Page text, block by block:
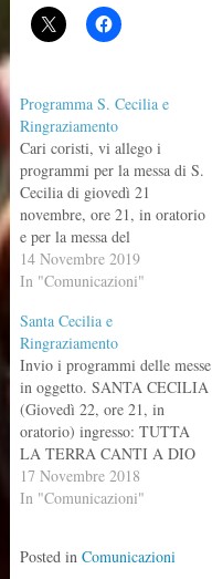
Programma S. Cecilia e
Ringraziamento
Cari coristi, vi allego i
programmi per la messa di S.
Cecilia di giovedì 21
novembre, ore 21, in oratorio
e per la messa del
Ringraziamento di domenica
24 novembre, ore 10.
martedì 19, alle ore 21, in
chiesa. Alla prova portate
anche O MAGNUM
MYSTERIUM.…
14 Novembre 2019
In "Comunicazioni"
Santa Cecilia e
Ringraziamento
Invio i programmi delle messe
in oggetto. SANTA CECILIA
(Giovedì 22, ore 21, in
oratorio) ingresso: TUTTA
LA TERRA CANTI A DIO
Alleluia: gregoriano
Offertorio: QUESTE TRE
comunione: SEI TU
17 Novembre 2018
In "Comunicazioni"
Posted in Comunicazioni